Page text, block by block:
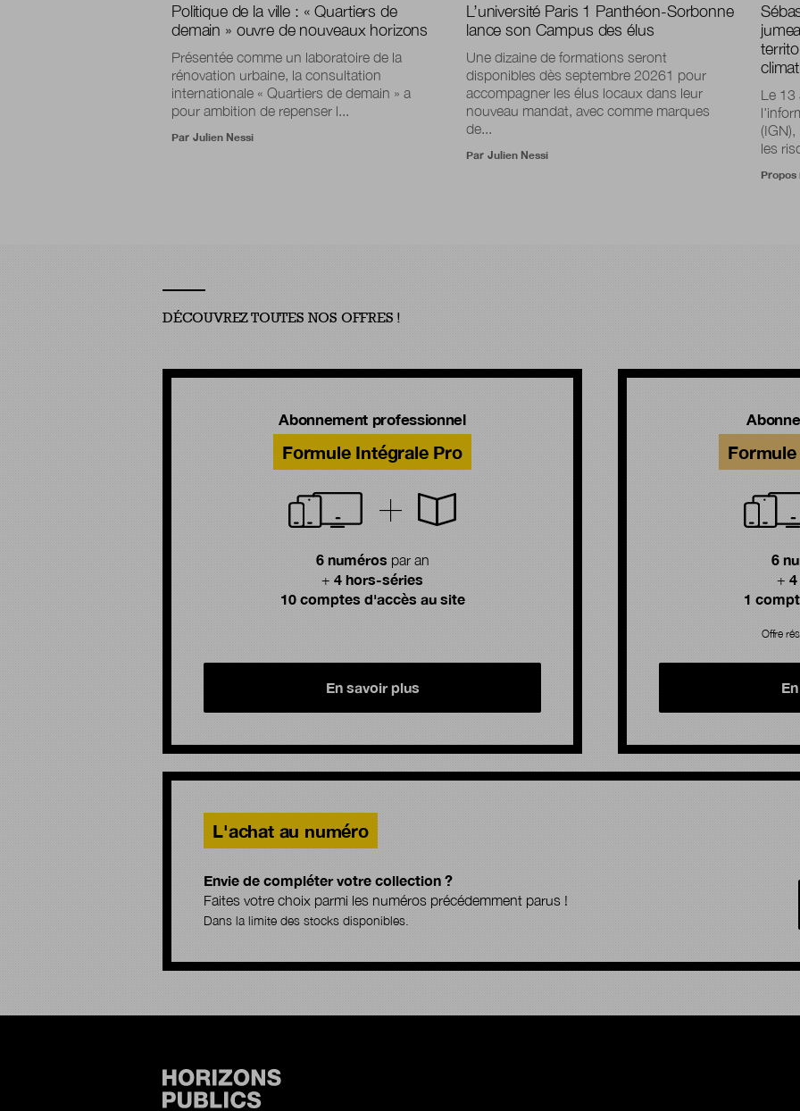
Politique de la ville : « Quartiers de
demain » ouvre de nouveaux horizons
Présentée comme un laboratoire de la
rénovation urbaine, la consultation
internationale « Quartiers de demain » a
pour ambition de repenser l...
Par Julien Nessi
L’université Paris 1 Panthéon-Sorbonne
lance son Campus des élus
Une dizaine de formations seront
disponibles dès septembre 20261 pour
accompagner les élus locaux dans leur
nouveau mandat, avec comme marques
de...
Par Julien Nessi
Le 13
les
DÉCOUVREZ TOUTES NOS OFFRES !
Abonnement professionnel
Formule Intégrale Pro
6 numéros par an
+ 4 hors-séries
10 comptes d'accès au site
En savoir plus
6
+
1
Offre
L'achat au numéro
Envie de compléter votre collection ?
Faites votre choix parmi les numéros précédemment parus !
Dans la limite des stocks disponibles.